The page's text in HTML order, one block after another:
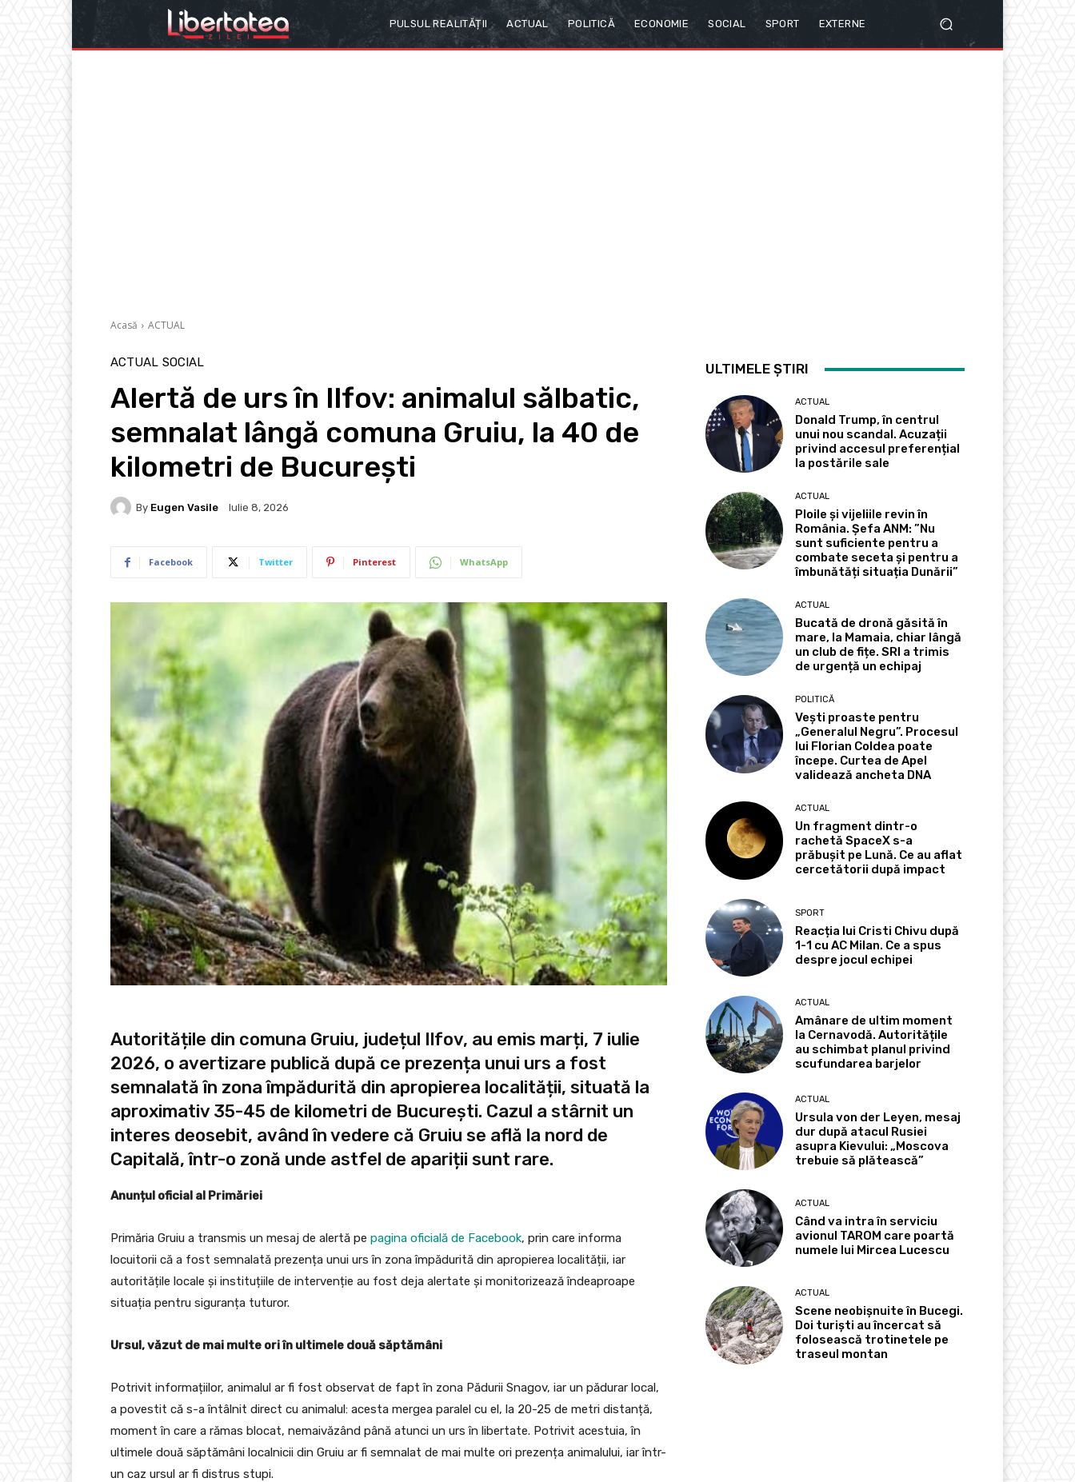
PULSUL REALITĂȚII ACTUAL POLITICĂ ECONOMIE SOCIAL SPORT EXTERNE
Acasă ACTUAL
ACTUAL SOCIAL
Alertă de urs în Ilfov: animalul sălbatic,
semnalat lângă comuna Gruiu, la 40 de
kilometri de București
By Eugen Vasile Iulie 8, 2026
Facebook Twitter Pinterest WhatsApp
Autoritățile din comuna Gruiu, județul Ilfov, au emis marți, 7 iulie
2026, o avertizare publică după ce prezența unui urs a fost
semnalată în zona împădurită din apropierea localității, situată la
aproximativ 35-45 de kilometri de București. Cazul a stârnit un
interes deosebit, având în vedere că Gruiu se află la nord de
Capitală, într-o zonă unde astfel de apariții sunt rare.
Anunțul oficial al Primăriei
Primăria Gruiu a transmis un mesaj de alertă pe pagina oficială de Facebook, prin care informa
locuitorii că a fost semnalată prezența unui urs în zona împădurită din apropierea localității, iar
autoritățile locale și instituțiile de intervenție au fost deja alertate și monitorizează îndeaproape
situația pentru siguranța tuturor.
Ursul, văzut de mai multe ori în ultimele două săptămâni
Potrivit informațiilor, animalul ar fi fost observat de fapt în zona Pădurii Snagov, iar un pădurar local,
a povestit că s-a întâlnit direct cu animalul: acesta mergea paralel cu el, la 20-25 de metri distanță,
moment în care a rămas blocat, nemaivăzând până atunci un urs în libertate. Potrivit acestuia, în
ultimele două săptămâni localnicii din Gruiu ar fi semnalat de mai multe ori prezența animalului, iar într-
un caz ursul ar fi distrus stupi.
ULTIMELE ȘTIRI
ACTUAL
Donald Trump, în centrul
unui nou scandal. Acuzații
privind accesul preferențial
la postările sale
ACTUAL
Ploile și vijeliile revin în
România. Șefa ANM: ”Nu
sunt suficiente pentru a
combate seceta și pentru a
îmbunătăți situația Dunării”
ACTUAL
Bucată de dronă găsită în
mare, la Mamaia, chiar lângă
un club de fițe. SRI a trimis
de urgență un echipaj
POLITICĂ
Vești proaste pentru
„Generalul Negru”. Procesul
lui Florian Coldea poate
începe. Curtea de Apel
validează ancheta DNA
ACTUAL
Un fragment dintr-o
rachetă SpaceX s-a
prăbușit pe Lună. Ce au aflat
cercetătorii după impact
SPORT
Reacția lui Cristi Chivu după
1-1 cu AC Milan. Ce a spus
despre jocul echipei
ACTUAL
Amânare de ultim moment
la Cernavodă. Autoritățile
au schimbat planul privind
scufundarea barjelor
ACTUAL
Ursula von der Leyen, mesaj
dur după atacul Rusiei
asupra Kievului: „Moscova
trebuie să plătească”
ACTUAL
Când va intra în serviciu
avionul TAROM care poartă
numele lui Mircea Lucescu
ACTUAL
Scene neobișnuite în Bucegi.
Doi turiști au încercat să
folosească trotinetele pe
traseul montan